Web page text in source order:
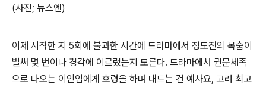
(사진; 뉴스엔)
이제 시작한 지 5회에 불과한 시간에 드라마에서 정도전의 목숨이
벌써 몇 번이나 경각에 이르렀는지 모른다. 드라마에서 권문세족
으로 나오는 이인임에게 호령을 하며 대드는 건 예사요, 고려 최고